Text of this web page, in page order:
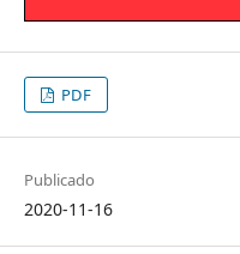
PDF
Publicado
2020-11-16